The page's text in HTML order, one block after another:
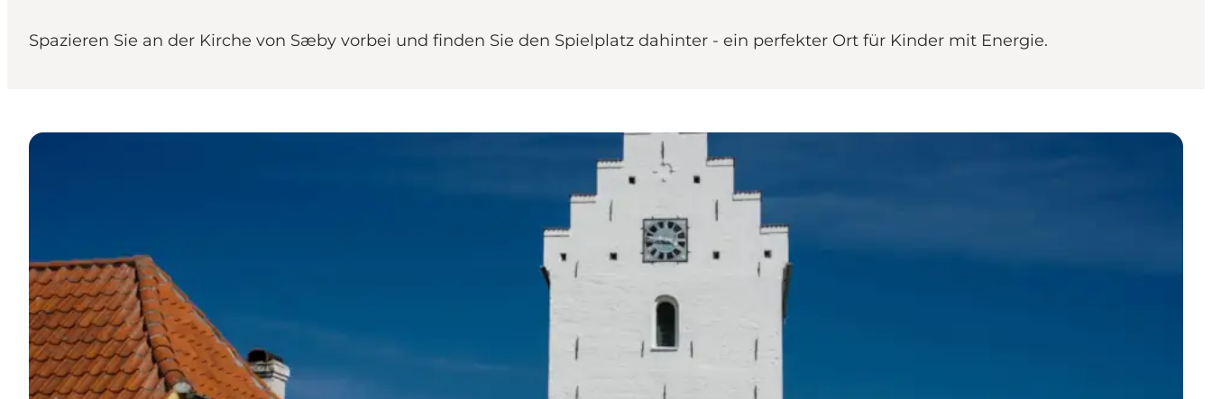
Spazieren Sie an der Kirche von Sæby vorbei und finden Sie den Spielplatz dahinter - ein perfekter Ort für Kinder mit Energie.